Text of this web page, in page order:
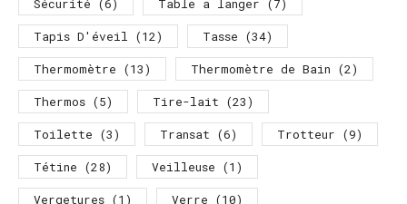
Sécurité (6) Table a langer (7)
Tapis D'éveil (12) Tasse (34)
Thermomètre (13) Thermomètre de Bain (2)
Thermos (5) Tire-lait (23)
Toilette (3) Transat (6) Trotteur (9)
Tétine (28) Veilleuse (1)
Vergetures (1) Verre (10)